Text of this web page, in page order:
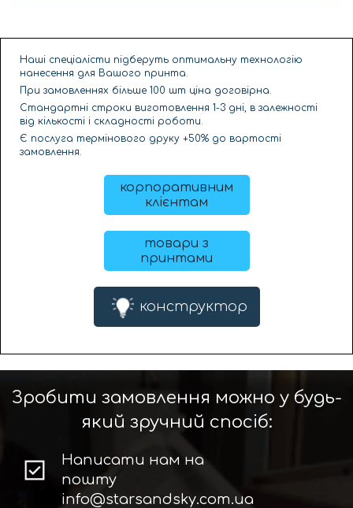
Наші спеціалісти підберуть оптимальну технологію
нанесення для Вашого принта.
При замовленнях більше 100 шт ціна договірна.
Стандартні строки виготовлення 1-3 дні, в залежності
від кількості і складності роботи.
Є послуга термінового друку +50% до вартості
замовлення.
корпоративним
клієнтам
товари з
принтами
конструктор
Зробити замовлення можно у будь-
який зручний спосіб:
Написати нам на
пошту
info@starsandsky.com.ua